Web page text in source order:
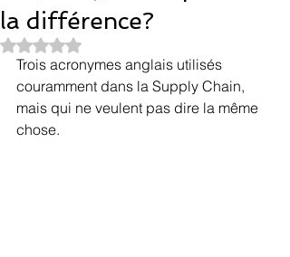
la différence?
Noté NaN étoiles sur 5.
Trois acronymes anglais utilisés
couramment dans la Supply Chain,
mais qui ne veulent pas dire la même
chose.